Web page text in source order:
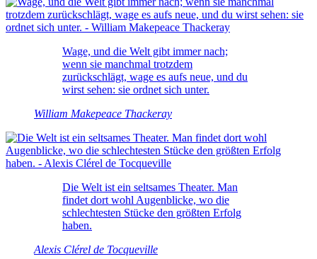
Wage, und die Welt gibt immer nach;
wenn sie manchmal trotzdem
zurückschlägt, wage es aufs neue, und du
wirst sehen: sie ordnet sich unter.
William Makepeace Thackeray
Die Welt ist ein seltsames Theater. Man
findet dort wohl Augenblicke, wo die
schlechtesten Stücke den größten Erfolg
haben.
Alexis Clérel de Tocqueville